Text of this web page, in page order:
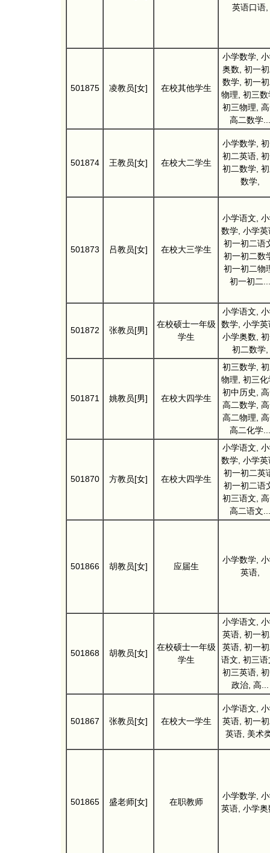
英语口语,
501875 凌教员[女] 在校其他学生
小学数学,
奥数, 初一
数学, 初一
物理, 初三数
初三物理,
高二数学...
501874 王教员[女] 在校大二学生
小学数学,
初二英语,
初二数学,
数学,
501873 吕教员[女] 在校大三学生
小学语文,
数学, 小学英
初一初二语
初一初二数
初一初二物
初一初二...
501872 张教员[男]
在校硕士一年级
学生
小学语文,
数学, 小学英
小学奥数,
初二数学,
501871 姚教员[男] 在校大四学生
初三数学,
物理, 初三化
初中历史,
高二数学,
高二物理,
高二化学...
501870 方教员[女] 在校大四学生
小学语文,
数学, 小学英
初一初二英
初一初二语
初三语文,
高二语文...
501866 胡教员[女] 应届生
小学数学,
英语,
501868 胡教员[女]
在校硕士一年级
学生
小学语文,
英语, 初一
英语, 初一
语文, 初三语
初三英语,
政治, 高...
501867 张教员[女] 在校大一学生
小学语文,
英语, 初一
英语, 美术
501865 盛老师[女] 在职教师
小学数学,
英语, 小学奥